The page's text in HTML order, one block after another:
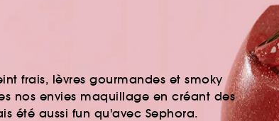
frais, lèvres gourmandes et smoky
nos envies maquillage en créant des
été aussi fun qu'avec Sephora.